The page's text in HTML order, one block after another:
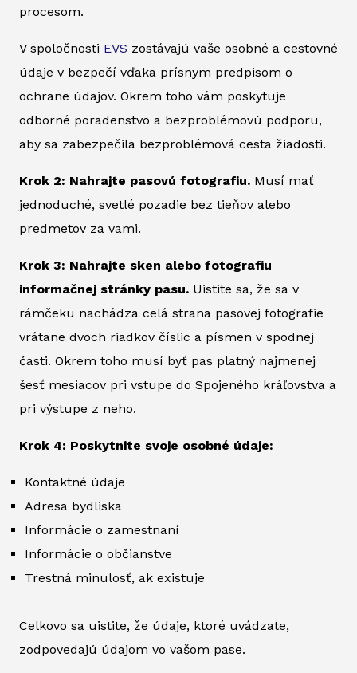
procesom.
V spoločnosti EVS zostávajú vaše osobné a cestovné
údaje v bezpečí vďaka prísnym predpisom o
ochrane údajov. Okrem toho vám poskytuje
odborné poradenstvo a bezproblémovú podporu,
aby sa zabezpečila bezproblémová cesta žiadosti.
Krok 2: Nahrajte pasovú fotografiu. Musí mať
jednoduché, svetlé pozadie bez tieňov alebo
predmetov za vami.
Krok 3: Nahrajte sken alebo fotografiu
informačnej stránky pasu. Uistite sa, že sa v
rámčeku nachádza celá strana pasovej fotografie
vrátane dvoch riadkov číslic a písmen v spodnej
časti. Okrem toho musí byť pas platný najmenej
šesť mesiacov pri vstupe do Spojeného kráľovstva a
pri výstupe z neho.
Krok 4: Poskytnite svoje osobné údaje:
Kontaktné údaje
Adresa bydliska
Informácie o zamestnaní
Informácie o občianstve
Trestná minulosť, ak existuje
Celkovo sa uistite, že údaje, ktoré uvádzate,
zodpovedajú údajom vo vašom pase.